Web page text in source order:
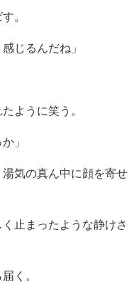
。
じるんだね」
ように笑う。
」
気の真ん中に顔を寄せ
止まったような静けさ
く。